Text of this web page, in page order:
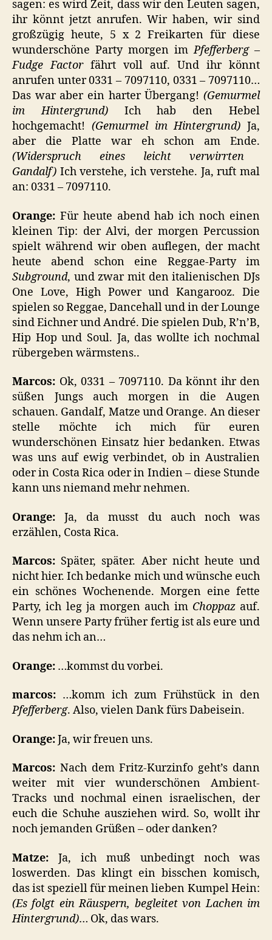
sagen: es wird Zeit, dass wir den Leuten sagen,
ihr könnt jetzt anrufen. Wir haben, wir sind
großzügig heute, 5 x 2 Freikarten für diese
wunderschöne Party morgen imPfefferberg–
Fudge Factorfährt voll auf. Und ihr könnt
anrufen unter 0331 – 7097110, 0331 – 7097110…
Das war aber ein harter Übergang! (Gemurmel
im Hintergrund)Ich hab den Hebel
hochgemacht! (Gemurmel im Hintergrund) Ja,
aber die Platte war eh schon am Ende.
(Widerspruch eines leicht verwirrten
Gandalf) Ich verstehe, ich verstehe. Ja, ruft mal
an: 0331 – 7097110.
Orange: Für heute abend hab ich noch einen
kleinen Tip: der Alvi, der morgen Percussion
spielt während wir oben auflegen, der macht
heute abend schon eine Reggae-Party im
Subground, und zwar mit den italienischen DJs
One Love, High Power und Kangarooz. Die
spielen so Reggae, Dancehall und in der Lounge
sind Eichner und André. Die spielen Dub, R’n’B,
Hip Hop und Soul. Ja, das wollte ich nochmal
rübergeben wärmstens..
Marcos: Ok, 0331 – 7097110. Da könnt ihr den
süßen Jungs auch morgen in die Augen
schauen. Gandalf, Matze und Orange. An dieser
stelle möchte ich mich für euren
wunderschönen Einsatz hier bedanken. Etwas
was uns auf ewig verbindet, ob in Australien
oder in Costa Rica oder in Indien – diese Stunde
kann uns niemand mehr nehmen.
Orange: Ja, da musst du auch noch was
erzählen, Costa Rica.
Marcos: Später, später. Aber nicht heute und
nicht hier. Ich bedanke mich und wünsche euch
ein schönes Wochenende. Morgen eine fette
Party, ich leg ja morgen auch imChoppazauf.
Wenn unsere Party früher fertig ist als eure und
das nehm ich an…
Orange: …kommst du vorbei.
marcos: …komm ich zum Frühstück in den
Pfefferberg. Also, vielen Dank fürs Dabeisein.
Orange:Ja, wir freuen uns.
Marcos: Nach dem Fritz-Kurzinfo geht’s dann
weiter mit vier wunderschönen Ambient-
Tracks und nochmal einen israelischen, der
euch die Schuhe ausziehen wird. So, wollt ihr
noch jemanden Grüßen – oder danken?
Matze: Ja, ich muß unbedingt noch was
loswerden. Das klingt ein bisschen komisch,
das ist speziell für meinen lieben Kumpel Hein:
(Es folgt ein Räuspern, begleitet von Lachen im
Hintergrund)… Ok, das wars.